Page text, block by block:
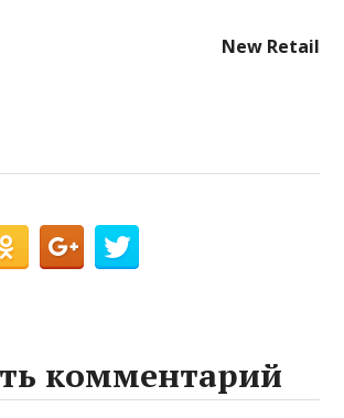
New Retail
комментарий